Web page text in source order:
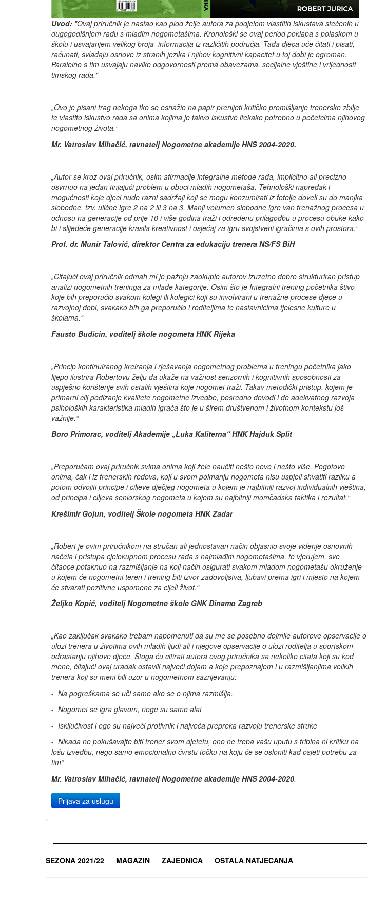
Uvod: "Ovaj priručnik je nastao kao plod želje autora za podjelom vlastitih iskustava stečenih u
dugogodišnjem radu s mladim nogometašima. Kronološki se ovaj period poklapa s polaskom u
školu i usvajanjem velikog broja informacija iz različitih područja. Tada djeca uče čitati i pisati,
računati, svladaju osnove iz stranih jezika i njihov kognitivni kapacitet u toj dobi je ogroman.
Paralelno s tim usvajaju navike odgovornosti prema obavezama, socijalne vještine i vrijednosti
timskog rada."
„Ovo je pisani trag nekoga tko se osnažio na papir prenijeti kritičko promišljanje trenerske zbilje
te vlastito iskustvo rada sa onima kojima je takvo iskustvo itekako potrebno u početcima njihovog
nogometnog života.“
Mr. Vatroslav Mihačić, ravnatelj Nogometne akademije HNS 2004-2020.
„Autor se kroz ovaj priručnik, osim afirmacije integralne metode rada, implicitno ali precizno
osvrnuo na jedan tinjajući problem u obuci mladih nogometaša. Tehnološki napredak i
mogućnosti koje djeci nude razni sadržaji koji se mogu konzumirati iz fotelje doveli su do manjka
slobodne, tzv. ulične igre 2 na 2 ili 3 na 3. Manji volumen slobodne igre van trenažnog procesa u
odnosu na generacije od prije 10 i više godina traži i određenu prilagodbu u procesu obuke kako
bi i slijedeće generacije krasila kreativnost i osjećaj za igru svojstveni igračima s ovih prostora.“
Prof. dr. Munir Talović, direktor Centra za edukaciju trenera NS/FS BiH
„Čitajući ovaj priručnik odmah mi je pažnju zaokupio autorovizuzetno dobro strukturiran pristup
analizi nogometnih treninga za mlađe kategorije. Osim što je Integralni trening početnika štivo
koje bih preporučio svakom kolegi ili kolegici koji su involvirani u trenažne procese djece u
razvojnoj dobi, svakako bih ga preporučio i roditeljima te nastavnicima tjelesne kulture u
školama.“
Fausto Budicin, voditelj škole nogometa HNK Rijeka
„Princip kontinuiranog kreiranja i rješavanja nogometnog problema u treningu početnika jako
lijepo ilustrira Robertovu želju da ukaže na važnost senzornih i kognitivnih sposobnosti za
uspješno korištenje svih ostalih vještina koje nogomet traži. Takav metodički pristup, kojem je
primarni cilj podizanje kvalitete nogometne izvedbe, posredno dovodi i do adekvatnog razvoja
psiholoških karakteristika mladih igrača što je u širem društvenom i životnom kontekstu još
važnije.“
Boro Primorac, voditelj Akademije „Luka Kaliterna“ HNK Hajduk Split
„Preporučam ovaj priručnik svima onima koji žele naučiti nešto novo i nešto više. Pogotovo
onima, čak i iz trenerskih redova, koji u svom poimanju nogometa nisu uspjeli shvatiti razliku a
potom odvojiti principe i ciljeve dječjeg nogometa u kojem je najbitniji razvoj individualnih vještina,
od principa i ciljeva seniorskog nogometa u kojem su najbitniji momčadska taktika i rezultat.“
Krešimir Gojun, voditelj Škole nogometa HNK Zadar
„Robert je ovim priručnikom na stručan ali jednostavan način objasnio svoje viđenje osnovnih
načela i pristupa cjelokupnom procesu rada s najmlađim nogometašima, te vjerujem, sve
čitaoce potaknuo na razmišljanje na koji način osigurati svakom mladom nogometašu okruženje
u kojem će nogometni teren i trening biti izvor zadovoljstva, ljubavi prema igri i mjesto na kojem
će stvarati pozitivne uspomene za cijeli život.“
Željko Kopić, voditelj Nogometne škole GNK Dinamo Zagreb
„Kao zaključak svakako trebam napomenuti da su me se posebno dojmile autorove opservacije o
ulozi trenera u životima ovih mladih ljudi ali i njegove opservacije o ulozi roditelja u sportskom
odrastanju njihove djece. Stoga ću citirati autora ovog priručnika sa nekoliko citata koji su kod
mene, čitajući ovaj uradak ostavili najveći dojam a koje prepoznajem i u razmišljanjima velikih
trenera koji su meni bili uzor u nogometnom sazrijevanju:
- Na pogreškama se uči samo ako se o njima razmišlja.
- Nogomet se igra glavom, noge su samo alat
- Isključivost i ego su najveći protivnik i najveća prepreka razvoju trenerske struke
- Nikada ne pokušavajte biti trener svom djetetu, ono ne treba vašu uputu s tribina ni kritiku na
lošu izvedbu, nego samo emocionalno čvrstu točku na koju će se osloniti kad osjeti potrebu za
tim“
Mr. Vatroslav Mihačić, ravnatelj Nogometne akademije HNS 2004-2020.
Prijava za uslugu
SEZONA 2021/22 MAGAZIN ZAJEDNICA OSTALA NATJECANJA